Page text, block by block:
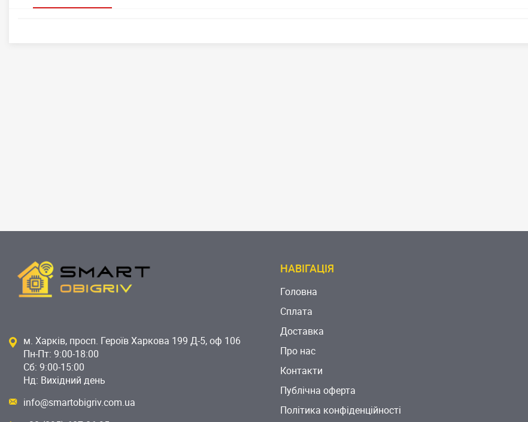
м. Харків, просп. Героїв Харкова 199 Д-5, оф 106
Пн-Пт: 9:00-18:00
Сб: 9:00-15:00
Нд: Вихідний день
info@smartobigriv.com.ua
НАВІГАЦІЯ
Головна
Сплата
Доставка
Про нас
Контакти
Публічна оферта
Політика конфіденційності